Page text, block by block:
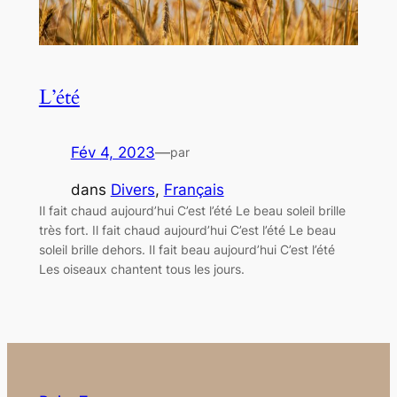
L’été
Fév 4, 2023—par
dans Divers, Français
Il fait chaud aujourd’hui C’est l’été Le beau soleil brille
très fort. Il fait chaud aujourd’hui C’est l’été Le beau
soleil brille dehors. Il fait beau aujourd’hui C’est l’été
Les oiseaux chantent tous les jours.